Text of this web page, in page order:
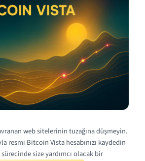
web sitelerinin tuzağına düşmeyin.
resmi Bitcoin Vista hesabınızı kaydedin
size yardımcı olacak bir